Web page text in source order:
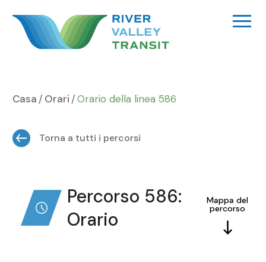
contenuto
Casa Orari Orario della linea 586
Torna a tutti i percorsi
Percorso 586:
Orario
Mappa del
percorso